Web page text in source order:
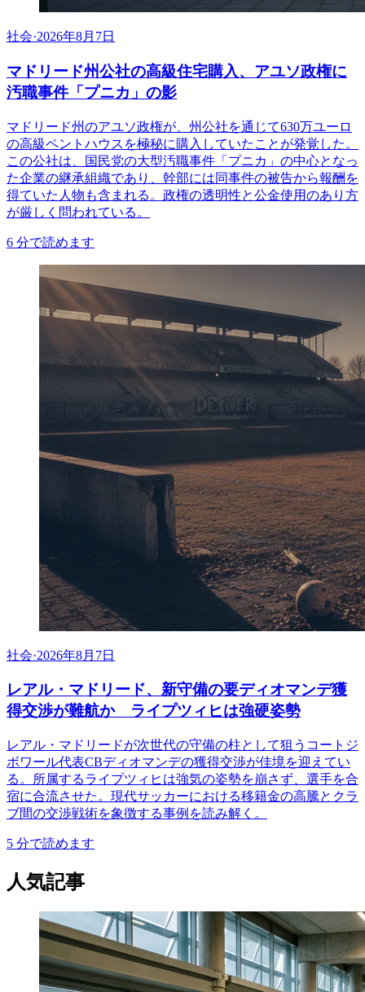
社会·2026年8月7日
マドリード州公社の高級住宅購入、アユソ政権に
汚職事件「プニカ」の影
マドリード州のアユソ政権が、州公社を通じて630万ユーロ
の高級ペントハウスを極秘に購入していたことが発覚した。
この公社は、国民党の大型汚職事件「プニカ」の中心となっ
た企業の継承組織であり、幹部には同事件の被告から報酬を
得ていた人物も含まれる。政権の透明性と公金使用のあり方
が厳しく問われている。
6 分で読めます
社会·2026年8月7日
レアル・マドリード、新守備の要ディオマンデ獲
得交渉が難航か ライプツィヒは強硬姿勢
レアル・マドリードが次世代の守備の柱として狙うコートジ
ボワール代表CBディオマンデの獲得交渉が佳境を迎えてい
る。所属するライプツィヒは強気の姿勢を崩さず、選手を合
宿に合流させた。現代サッカーにおける移籍金の高騰とクラ
ブ間の交渉戦術を象徴する事例を読み解く。
5 分で読めます
人気記事